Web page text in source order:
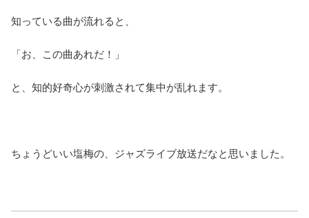
知っている曲が流れると、
「お、この曲あれだ！」
と、知的好奇心が刺激されて集中が乱れます。
ちょうどいい塩梅の、ジャズライブ放送だなと思いました。